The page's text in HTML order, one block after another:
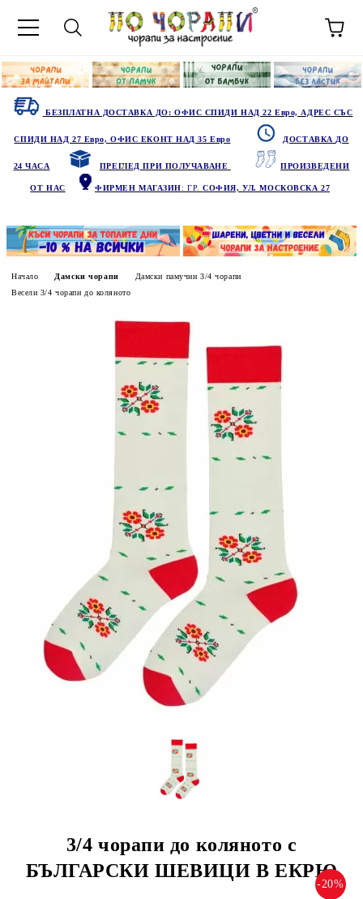
БЕЗПЛАТНА ДОСТАВКА ДО: ОФИС СПИДИ НАД 22 Евро, АДРЕС СЪС
СПИДИ НАД 27 Евро, ОФИС ЕКОНТ НАД 35 Евро ДОСТАВКА ДО
24 ЧАСА ПРЕГЛЕД ПРИ ПОЛУЧАВАНЕ ПРОИЗВЕДЕНИ
ОТ НАС ФИРМЕН МАГАЗИН: ГР.СОФИЯ, УЛ. МОСКОВСКА 27
Начало Дамски чорапи
Дамски памучни 3/4 чорапи
Весели 3/4 чорапи до коляното
3/4 чорапи до коляното с
БЪЛГАРСКИ ШЕВИЦИ В ЕКРЮ
-20%